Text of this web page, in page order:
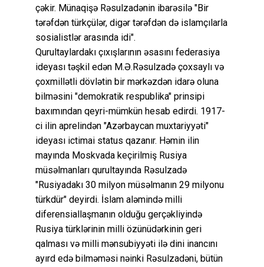
çəkir. Münaqişə Rəsulzadənin ibarəsilə "Bir
tərəfdən türkçülər, digər tərəfdən də islamçılarla
sosialistlər arasında idi".
Qurultaylardakı çıxışlarının əsasını federasiya
ideyası təşkil edən M.Ə.Rəsulzadə çoxsaylı və
çoxmillətli dövlətin bir mərkəzdən idarə oluna
bilməsini "demokratik respublika" prinsipi
baxımından qeyri-mümkün hesab edirdi. 1917-
ci ilin aprelindən "Azərbaycan muxtariyyəti"
ideyası ictimai status qazanır. Həmin ilin
mayında Moskvada keçirilmiş Rusiya
müsəlmanları qurultayında Rəsulzadə
"Rusiyadakı 30 milyon müsəlmanın 29 milyonu
türkdür" deyirdi. İslam aləmində milli
diferensiallaşmanın olduğu gerçəkliyində
Rusiya türklərinin milli özünüdərkinin geri
qalması və milli mənsubiyyəti ilə dini inancını
ayırd edə bilməməsi nəinki Rəsulzadəni, bütün